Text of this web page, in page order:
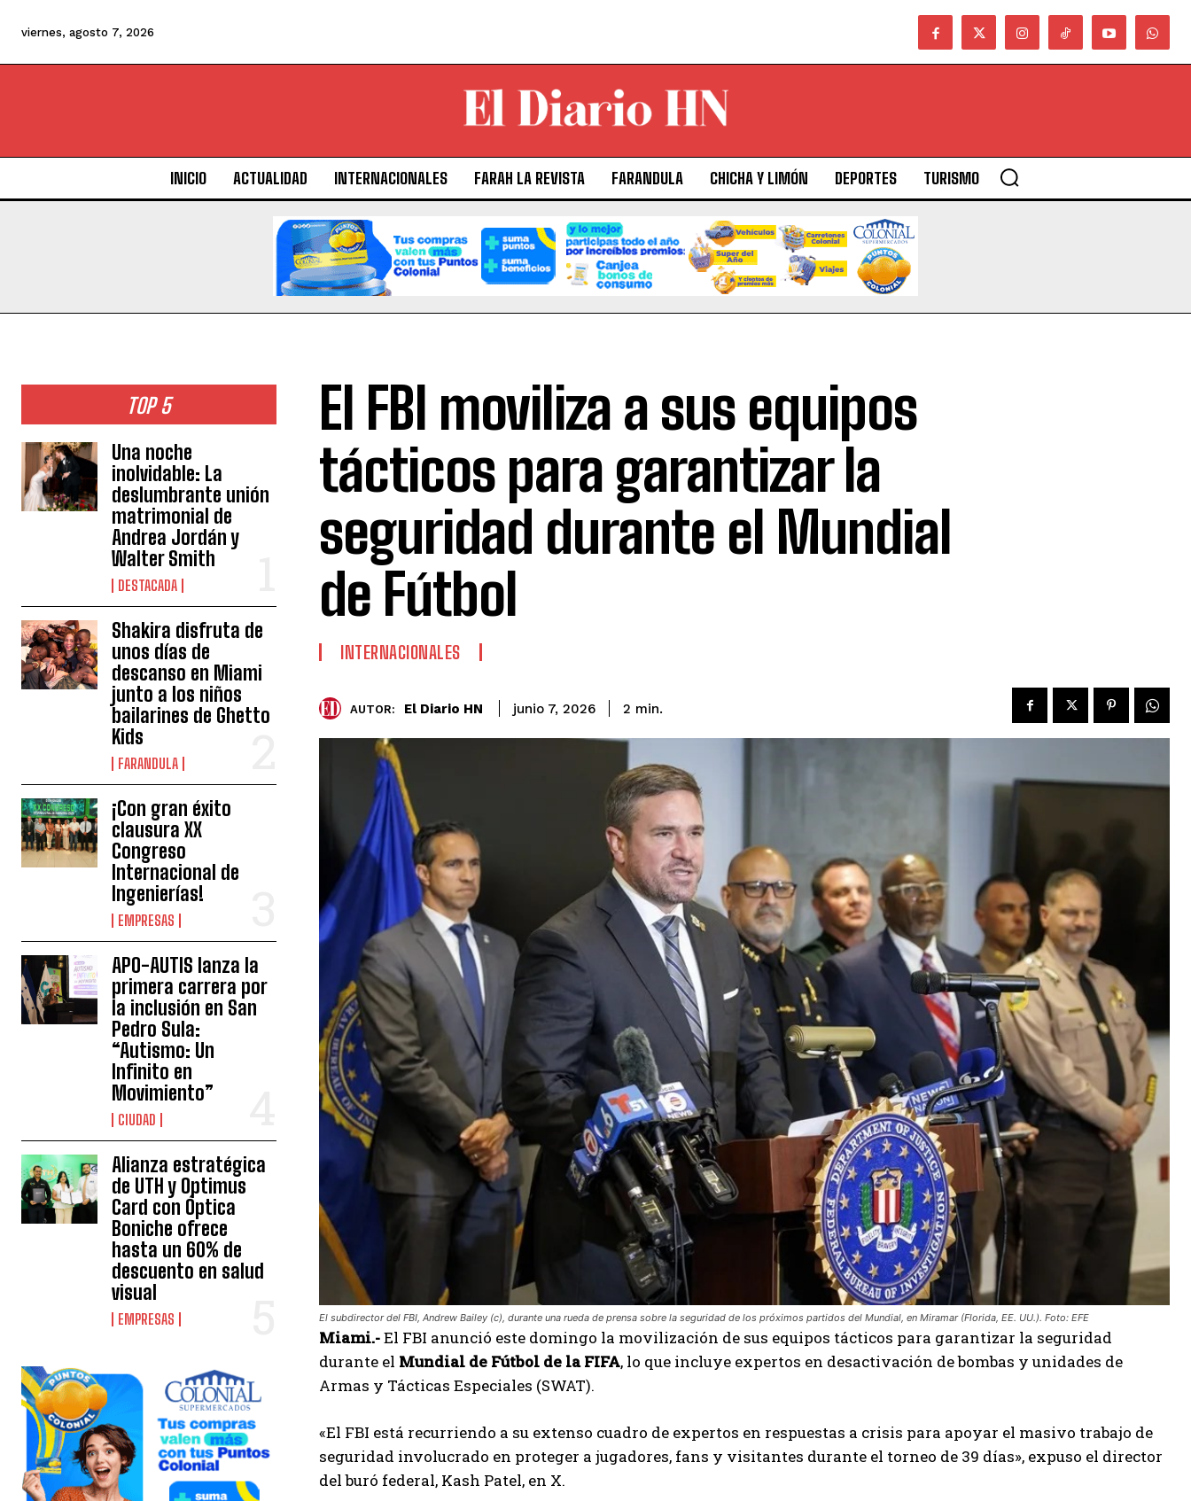
viernes, agosto 7, 2026
INICIO ACTUALIDAD INTERNACIONALES FARAH LA REVISTA FARANDULA CHICHA Y LIMÓN DEPORTES TURISMO
TOP 5
Una noche
inolvidable: La
deslumbrante unión
matrimonial de
Andrea Jordán y
Walter Smith
DESTACADA
Shakira disfruta de
unos días de
descanso en Miami
junto a los niños
bailarines de Ghetto
Kids
FARANDULA
¡Con gran éxito
clausura XX
Congreso
Internacional de
Ingenierías!
EMPRESAS
APO-AUTIS lanza la
primera carrera por
la inclusión en San
Pedro Sula:
“Autismo: Un
Infinito en
Movimiento”
CIUDAD
Alianza estratégica
de UTH y Optimus
Card con Óptica
Boniche ofrece
hasta un 60% de
descuento en salud
visual
EMPRESAS
El FBI moviliza a sus equipos
tácticos para garantizar la
seguridad durante el Mundial
de Fútbol
INTERNACIONALES
AUTOR: El Diario HN junio 7, 2026 2 min.
El subdirector del FBI, Andrew Bailey (c), durante una rueda de prensa sobre la seguridad de los próximos partidos del Mundial, en Miramar (Florida, EE. UU.). Foto: EFE
Miami.-El FBI anunció este domingo la movilización de sus equipos tácticos para garantizar la seguridad
durante el Mundial de Fútbol de la FIFA, lo que incluye expertos en desactivación de bombas y unidades de
Armas y Tácticas Especiales (SWAT).
«El FBI está recurriendo a su extenso cuadro de expertos en respuestas a crisis para apoyar el masivo trabajo de
seguridad involucrado en proteger a jugadores, fans y visitantes durante el torneo de 39 días», expuso el director
del buró federal, Kash Patel, en X.